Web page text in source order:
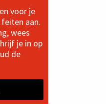
voor je
aan.
wees
je in op
de